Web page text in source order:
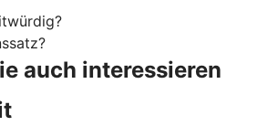
auch interessieren